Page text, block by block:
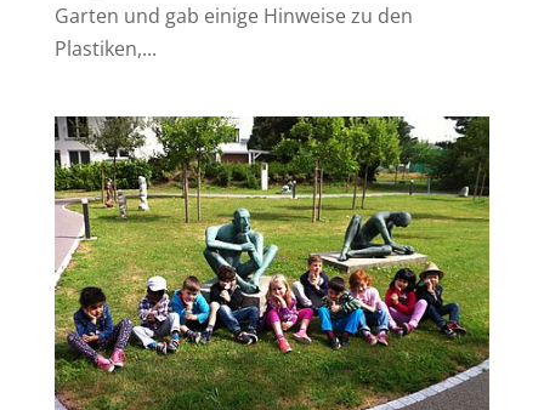
Garten und gab einige Hinweise zu den
Plastiken,...